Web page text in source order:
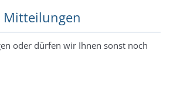
Mitteilungen
oder dürfen wir Ihnen sonst noch